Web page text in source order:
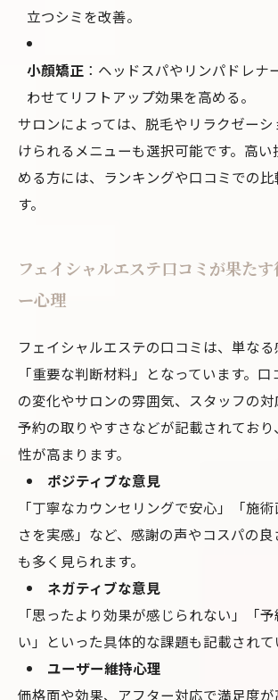
立つシミを改善。
小顔矯正 ：ヘッドスパやリンパドレナ
わせてリフトアップ効果を高める。
サロンによっては、脱毛やリラクゼー
けられるメニューも選択可能です。高
める方には、ランキングや口コミでの
す。
フェイシャルエステ口コミが果た
ー心理
フェイシャルエステの口コミは、単な
「重要な判断材料」となっています。
の変化やサロンの雰囲気、スタッフの対
予約の取りやすさなどが記載されてお
性が高まります。
ポジティブな意見
「丁寧なカウンセリングで安心」「施
さを実感」など、感謝の声やコスパの良
も多く見られます。
ネガティブな意見
「思ったより効果が感じられない」「
い」といった具体的な課題も記載されて
ユーザー維持心理
価格面や効果、アフター対応で満足度が